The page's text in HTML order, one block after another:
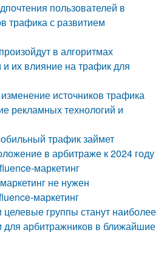
пользователей в
трафика с развитием
в алгоритмах
и их влияние на трафик для
источников трафика
рекламных технологий и
трафик займет
в арбитраже к 2024 году
маркетинг
не нужен
маркетинг
целевые группы станут наиболее
для арбитражников в ближайшие